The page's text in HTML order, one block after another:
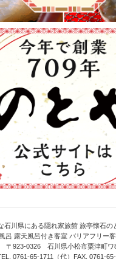
石川県にある隠れ家旅館 旅亭懐石の
呂 露天風呂付き客室 バリアフリー
〒923-0326 石川県小松市粟津町ワ
0761-65-1711（代）FAX. 0761-